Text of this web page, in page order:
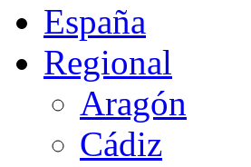
España
Regional
Aragón
Cádiz